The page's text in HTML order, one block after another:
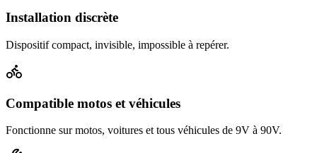
Installation discrète
Dispositif compact, invisible, impossible à repérer.
Compatible motos et véhicules
Fonctionne sur motos, voitures et tous véhicules de 9V à 90V.